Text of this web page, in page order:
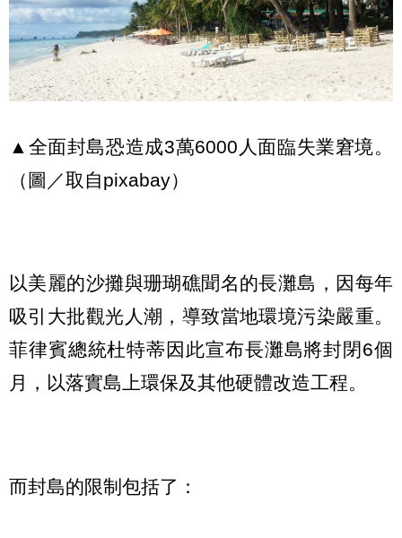
▲全面封島恐造成3萬6000人面臨失業窘境。
（圖／取自pixabay）
以美麗的沙攤與珊瑚礁聞名的長灘島，因每年
吸引大批觀光人潮，導致當地環境污染嚴重。
菲律賓總統杜特蒂因此宣布長灘島將封閉6個
月，以落實島上環保及其他硬體改造工程。
而封島的限制包括了：